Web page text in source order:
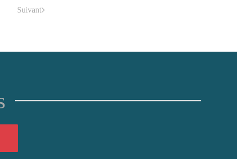
Suivant